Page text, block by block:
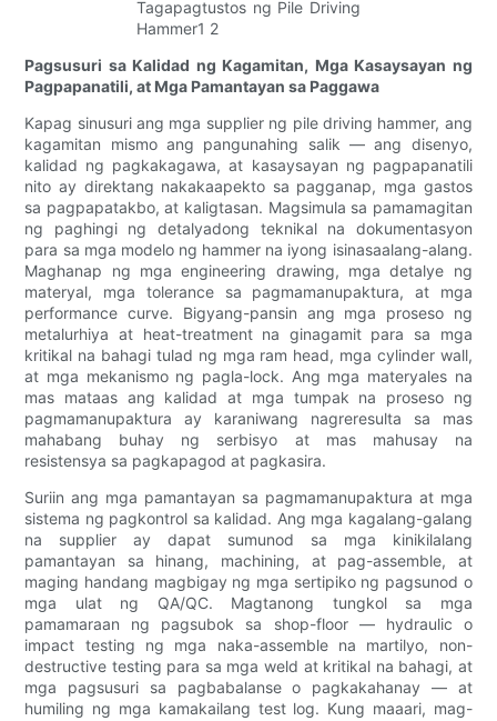
Pagsusuri sa Kalidad ng Kagamitan, Mga Kasaysayan ng
Pagpapanatili, at Mga Pamantayan sa Paggawa
Kapag sinusuri ang mga supplier ng pile driving hammer, ang
kagamitan mismo ang pangunahing salik — ang disenyo,
kalidad ng pagkakagawa, at kasaysayan ng pagpapanatili
nito ay direktang nakakaapekto sa pagganap, mga gastos
sa pagpapatakbo, at kaligtasan. Magsimula sa pamamagitan
ng paghingi ng detalyadong teknikal na dokumentasyon
para sa mga modelo ng hammer na iyong isinasaalang-alang.
Maghanap ng mga engineering drawing, mga detalye ng
materyal, mga tolerance sa pagmamanupaktura, at mga
performance curve. Bigyang-pansin ang mga proseso ng
metalurhiya at heat-treatment na ginagamit para sa mga
kritikal na bahagi tulad ng mga ram head, mga cylinder wall,
at mga mekanismo ng pagla-lock. Ang mga materyales na
mas mataas ang kalidad at mga tumpak na proseso ng
pagmamanupaktura ay karaniwang nagreresulta sa mas
mahabang buhay ng serbisyo at mas mahusay na
resistensya sa pagkapagod at pagkasira.
Suriin ang mga pamantayan sa pagmamanupaktura at mga
sistema ng pagkontrol sa kalidad. Ang mga kagalang-galang
na supplier ay dapat sumunod sa mga kinikilalang
pamantayan sa hinang, machining, at pag-assemble, at
maging handang magbigay ng mga sertipiko ng pagsunod o
mga ulat ng QA/QC. Magtanong tungkol sa mga
pamamaraan ng pagsubok sa shop-floor — hydraulic o
impact testing ng mga naka-assemble na martilyo, non-
destructive testing para sa mga weld at kritikal na bahagi, at
mga pagsusuri sa pagbabalanse o pagkakahanay — at
humiling ng mga kamakailang test log. Kung maaari, mag-